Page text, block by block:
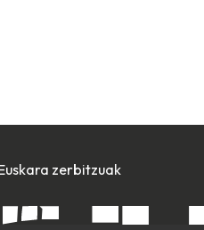
zerbitzuak